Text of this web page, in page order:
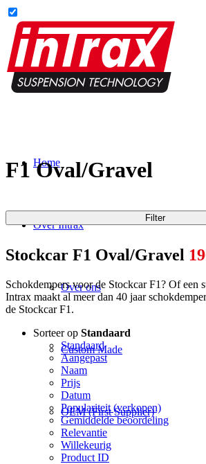
Home
Over Intrax
Over ons
Custom Made
OEM (First Supplier)
F1 Oval/Gravel
Filter
Stockcar F1 Oval/Gravel
Schokdempers voor de Stockcar F1? Of een
Intrax maakt al meer dan 40 jaar
de Stockcar F1.
Sorteer op Standaard
Standaard
Aangepast
Naam
Prijs
Datum
Populariteit (verkopen)
Gemiddelde beoordeling
Relevantie
Willekeurig
Product ID